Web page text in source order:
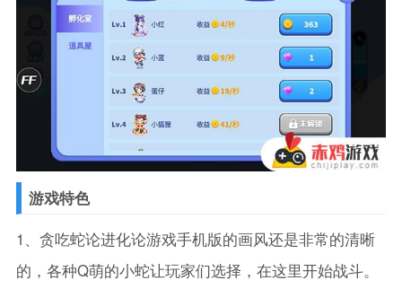
游戏特色
1、贪吃蛇论进化论游戏手机版的画风还是非常的清晰
的，各种Q萌的小蛇让玩家们选择，在这里开始战斗。